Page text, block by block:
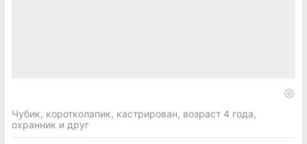
Чубик, коротколапик, кастрирован, возраст 4 года,
охранник и друг